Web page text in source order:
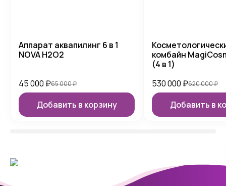
Аппарат аквапилинг 6 в 1
NOVA H2O2
45 000 ₽65 000₽
Добавить в корзину
комбайн
(4 в 1)
530 000 ₽620 000₽
Добавить в